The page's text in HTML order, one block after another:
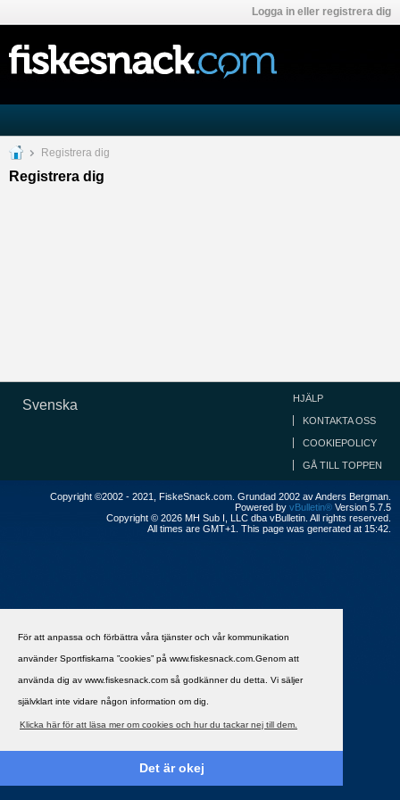
För att anpassa och förbättra våra tjänster och vår kommunikation
använder Sportfiskarna ”cookies” på www.fiskesnack.com.Genom att
använda dig av www.fiskesnack.com så godkänner du detta. Vi säljer
självklart inte vidare någon information om dig.
Klicka här för att läsa mer om cookies och hur du tackar nej till dem.
Det är okej
Logga in eller registrera dig
Registrera dig
Registrera dig
Svenska HJÄLP
KONTAKTA OSS
COOKIEPOLICY
GÅ TILL TOPPEN
Copyright ©2002 - 2021, FiskeSnack.com. Grundad 2002 av Anders Bergman.
Powered by vBulletin® Version 5.7.5
Copyright © 2026 MH Sub I, LLC dba vBulletin. All rights reserved.
All times are GMT+1. This page was generated at 15:42.